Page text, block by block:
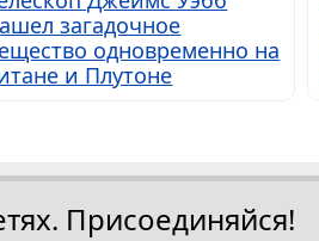
загадочное
одновременно на
и Плутоне
Присоединяйся!